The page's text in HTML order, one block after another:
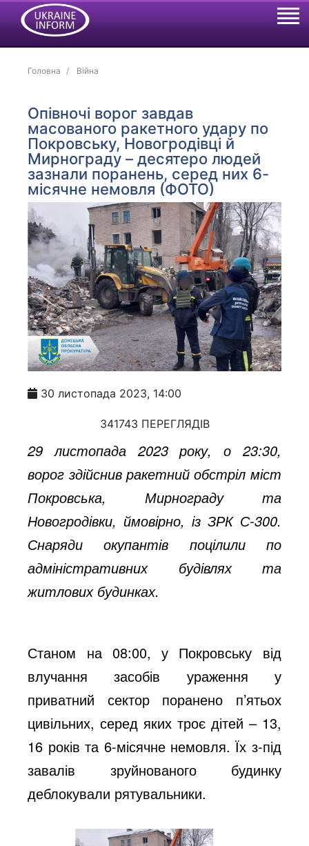
Головна Війна
Опівночі ворог завдав
масованого ракетного удару по
Покровську, Новогродівці й
Мирнограду – десятеро людей
зазнали поранень, серед них 6-
місячне немовля (ФОТО)
30 листопада 2023, 14:00
341743 ПЕРЕГЛЯДІВ
29 листопада 2023 року, о 23:30,
ворог здійснив ракетний обстріл міст
Покровська, Мирнограду та
Новогродівки, ймовірно, із ЗРК С-300.
Снаряди окупантів поцілили по
адміністративних будівлях та
житлових будинках.
Станом на 08:00, у Покровську від
влучання засобів ураження у
приватний сектор поранено п’ятьох
цивільних, серед яких троє дітей – 13,
16 років та 6-місячне немовля. Їх з-під
завалів зруйнованого будинку
деблокували рятувальники.